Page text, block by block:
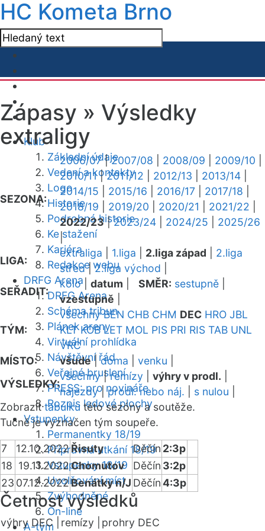
HC Kometa Brno
Klub
Základní údaje
Vedení a kontakty
Logo
Historie
Podrobná historie
Ke stažení
Kariéra
Redakce webu
DRFG Arena
DRFG Arena
Schéma tribun
Plánek areny
Virtuální prohlídka
Návštěvní řád
Veřejné bruslení
PRESS: pro novináře
Rozpis ledové plochy
Vstupenky
Permanentky 18/19
Přípravná utkání 18/19
Vstupenky 18/19
Uvolňování míst
Zvýhodněné
On-line
A-tým
Zápasy » Výsledky
extraligy
SEZONA:
2006/07|2007/08 2008/09 2009/10
2010/11|2011/12 2012/13 2013/14
2014/15
2015/16 2016/17 2017/18
2018/19
2019/20 2020/21 2021/22
2022/23|2023/24 2024/25
2025/26
|
LIGA:
extraliga 1.liga 2.liga západ
2.liga
střed|2.liga východ
SEŘADIT:
kolo| datum SMĚR: sestupně
vzestupně
TÝM:
všechny BEN CHB CHM DEC HRO JBL
KLT KOB LET MOL PIS PRI RIS TAB UNL
VRC
MÍSTO:
všude|doma venku
VÝSLEDKY:
všechny|remízy výhry v prodl.
nájezdy|prodl. nebo náj. s nulou
Zobrazittabulku této sezóny a soutěže.
Tučně je vyznačen tým soupeře.
7 12.10.2022Řisuty Děčín 2:3p
18 19.11.2022Chomutov Děčín 3:2p
23 07.12.2022Benátky n/J Děčín4:3p
Četnost výsledků
výhry DEC | remízy |
prohry DEC